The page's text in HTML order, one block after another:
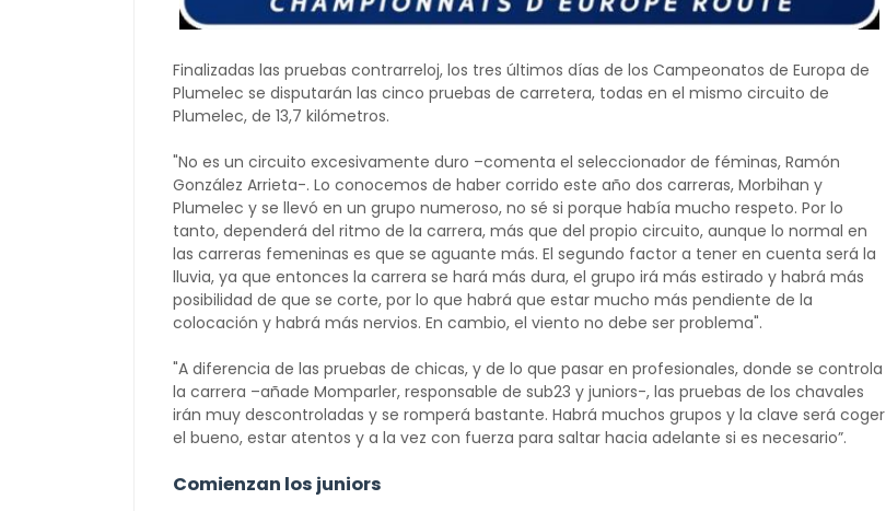
Finalizadas las pruebas contrarreloj, los tres últimos días de los Campeonatos de Europa de
Plumelec se disputarán las cinco pruebas de carretera, todas en el mismo circuito de
Plumelec, de 13,7 kilómetros.
"No es un circuito excesivamente duro –comenta el seleccionador de féminas, Ramón
González Arrieta-. Lo conocemos de haber corrido este año dos carreras, Morbihan y
Plumelec y se llevó en un grupo numeroso, no sé si porque había mucho respeto. Por lo
tanto, dependerá del ritmo de la carrera, más que del propio circuito, aunque lo normal en
las carreras femeninas es que se aguante más. El segundo factor a tener en cuenta será la
lluvia, ya que entonces la carrera se hará más dura, el grupo irá más estirado y habrá más
posibilidad de que se corte, por lo que habrá que estar mucho más pendiente de la
colocación y habrá más nervios. En cambio, el viento no debe ser problema".
"A diferencia de las pruebas de chicas, y de lo que pasar en profesionales, donde se controla
la carrera –añade Momparler, responsable de sub23 y juniors-, las pruebas de los chavales
irán muy descontroladas y se romperá bastante. Habrá muchos grupos y la clave será coger
el bueno, estar atentos y a la vez con fuerza para saltar hacia adelante si es necesario”.
Comienzan los juniors